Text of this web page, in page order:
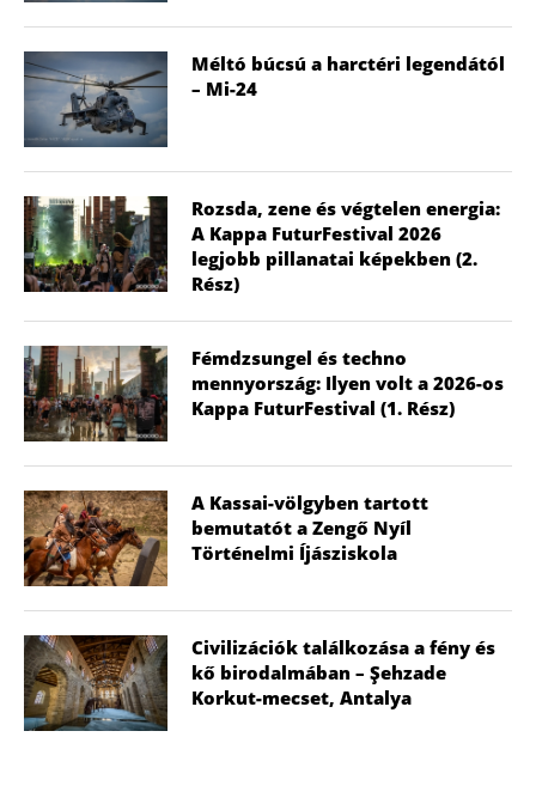
Méltó búcsú a harctéri legendától
– Mi-24
Rozsda, zene és végtelen energia:
A Kappa FuturFestival 2026
legjobb pillanatai képekben (2.
Rész)
Fémdzsungel és techno
mennyország: Ilyen volt a 2026-os
Kappa FuturFestival (1. Rész)
A Kassai-völgyben tartott
bemutatót a Zengő Nyíl
Történelmi Íjásziskola
Civilizációk találkozása a fény és
kő birodalmában – Şehzade
Korkut-mecset, Antalya